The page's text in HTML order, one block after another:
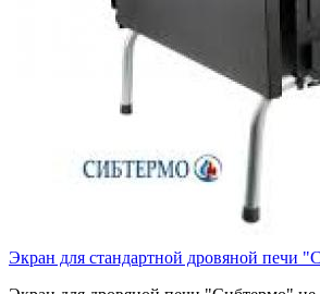
Экран для стандартной дровяной печи